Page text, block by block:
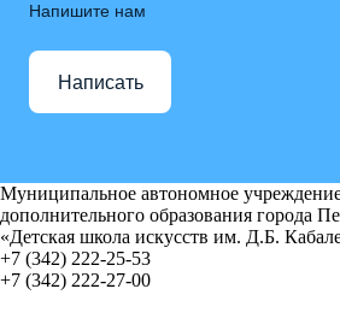
Напишите нам
Написать
Муниципальное автономное
дополнительного образования города
«Детская школа искусств им. Д.Б.
+7 (342) 222-25-53
+7 (342) 222-27-00